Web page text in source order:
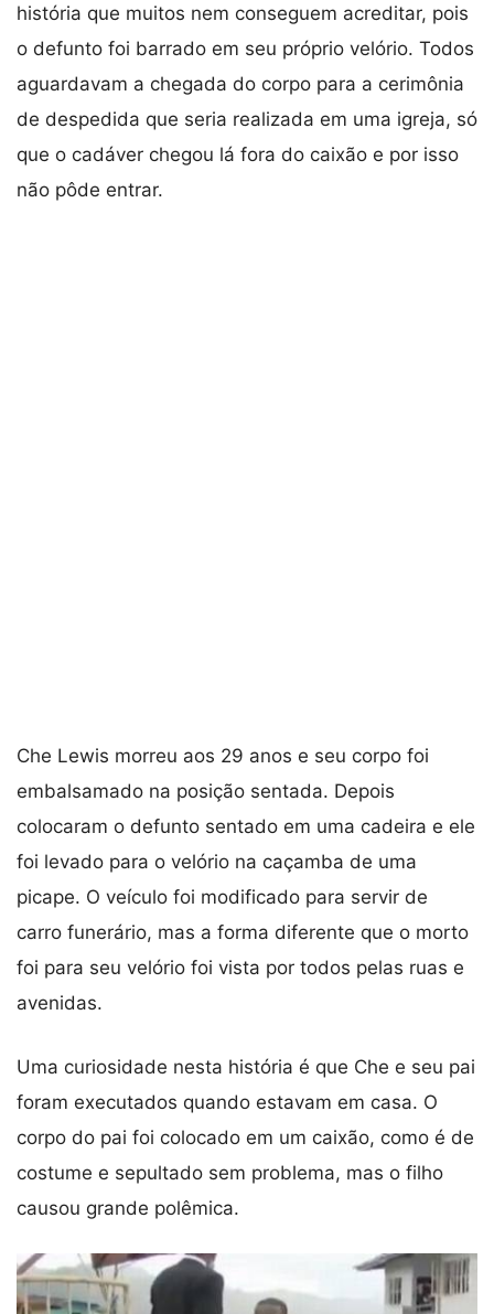
história que muitos nem conseguem acreditar, pois
o defunto foi barrado em seu próprio velório. Todos
aguardavam a chegada do corpo para a cerimônia
de despedida que seria realizada em uma igreja, só
que o cadáver chegou lá fora do caixão e por isso
não pôde entrar.
Che Lewis morreu aos 29 anos e seu corpo foi
embalsamado na posição sentada. Depois
colocaram o defunto sentado em uma cadeira e ele
foi levado para o velório na caçamba de uma
picape. O veículo foi modificado para servir de
carro funerário, mas a forma diferente que o morto
foi para seu velório foi vista por todos pelas ruas e
avenidas.
Uma curiosidade nesta história é que Che e seu pai
foram executados quando estavam em casa. O
corpo do pai foi colocado em um caixão, como é de
costume e sepultado sem problema, mas o filho
causou grande polêmica.